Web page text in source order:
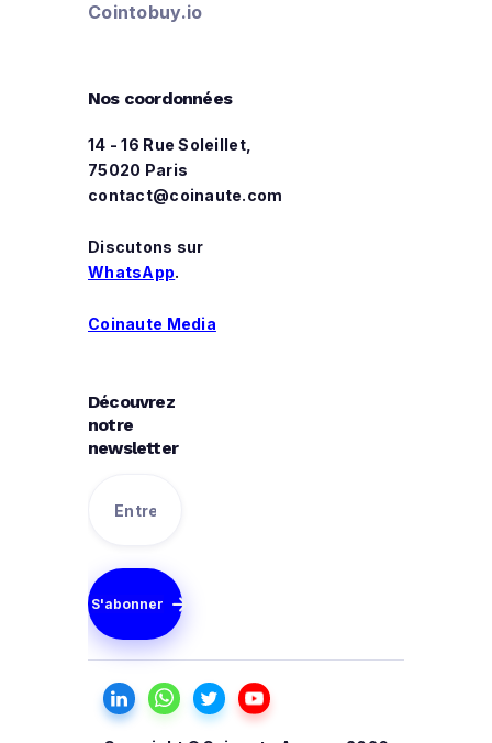
Cointobuy.io
Nos coordonnées
14 - 16 Rue Soleillet,
75020 Paris
contact@coinaute.com
Discutons sur
WhatsApp.
Coinaute Media
Découvrez
notre
newsletter
